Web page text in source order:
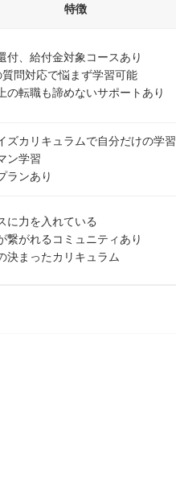
特徴
付、給付金対象コースあり
問対応で悩まず学習可能
の転職も諦めないサポートあり
ズカリキュラムで自分だけの学習
ン学習
ランあり
に力を入れている
繋がれるコミュニティあり
決まったカリキュラム